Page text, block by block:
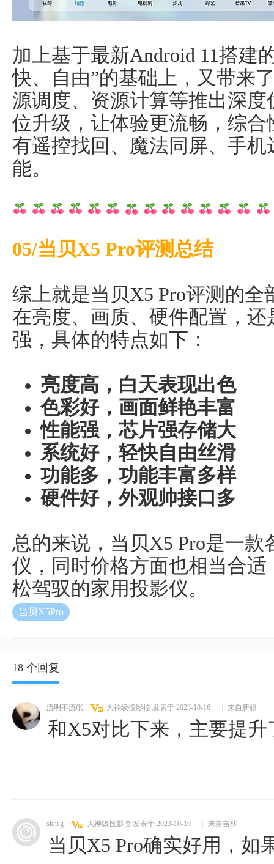
加上基于最新Android 11搭建
快、自由”的基础上，又带来
源调度、资源计算等推出深
位升级，让体验更流畅，综
有遥控找回、魔法同屏、手
能。
05/当贝X5 Pro评测总结
综上就是当贝X5 Pro评测的全
在亮度、画质、硬件配置，
强，具体的特点如下：
亮度高，白天表现出色
色彩好，画面鲜艳丰富
性能强，芯片强存储大
系统好，轻快自由丝滑
功能多，功能丰富多样
硬件好，外观帅接口多
总的来说，当贝X5 Pro是一
仪，同时价格方面也相当合
松驾驭的家用投影仪。
当贝X5Pro
18 个回复
流明不流氓 大神级投影控 发表于 2023-10-16 来自新疆
和X5对比下来，主要提
sknsg 大神级投影控 发表于 2023-10-16 来自吉林
当贝X5 Pro确实好用，如